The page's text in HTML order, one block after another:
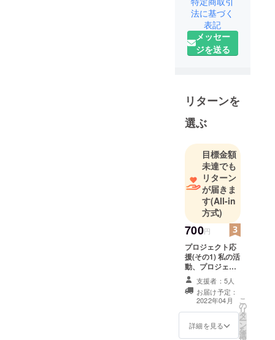
めたpython
でプログラ
ミングをし
ています。
主に
リーパイ）
主にしてい
著書「拡張
基板で広が
るラズパイ
の世界」
ISBN「9784
909793218
」にて拡張
基板につい
て記す。
ラズパイに
よる電子工
作の楽しさ
を広めるた
め、ちょっ
法に基づく
表記
メッセー
ジを送る
リターンを
選ぶ
目標金額
未達でも
リターン
が届きま
す(All-in
方式)
700円
プロジェクト応
援(その1) 私の活
動、プロジェク
トを応援してい
ただける方を募
集 リターンとし
て ・お礼のメー
ルと今後の開発
計画案と以下を
支援者：5人
お届け予定：
2022年04月
詳細を見る
こ
の
リ
タ
ー
ン
を
選